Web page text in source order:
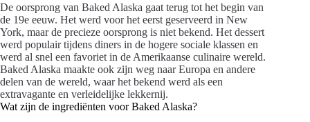
De oorsprong van Baked Alaska gaat terug tot het begin van
de 19e eeuw. Het werd voor het eerst geserveerd in New
York, maar de precieze oorsprong is niet bekend. Het dessert
werd populair tijdens diners in de hogere sociale klassen en
werd al snel een favoriet in de Amerikaanse culinaire wereld.
Baked Alaska maakte ook zijn weg naar Europa en andere
delen van de wereld, waar het bekend werd als een
extravagante en verleidelijke lekkernij.
Wat zijn de ingrediënten voor Baked Alaska?